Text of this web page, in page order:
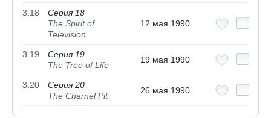
3.18
Серия 18
The Spirit of
Television
12 мая 1990
3.19
Серия 19
The Tree of Life
19 мая 1990
3.20
Серия 20
The Charnel Pit
26 мая 1990